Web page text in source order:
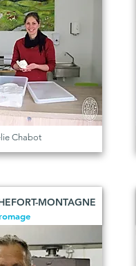
Chabot
MONTAGNE